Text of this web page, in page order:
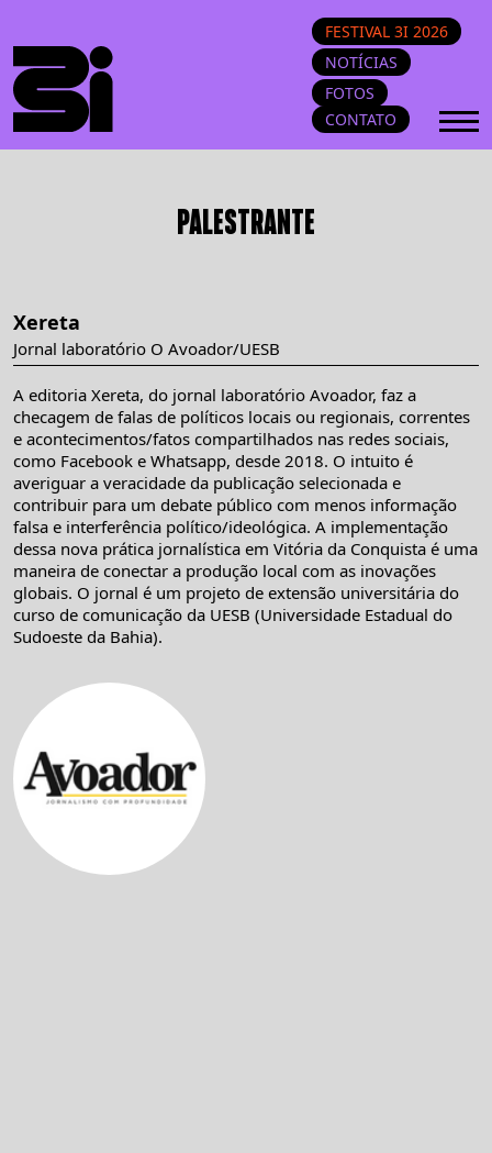
FESTIVAL 3I 2026
NOTÍCIAS
FOTOS
CONTATO
PALESTRANTE
Xereta
Jornal laboratório O Avoador/UESB
A editoria Xereta, do jornal laboratório Avoador, faz a
checagem de falas de políticos locais ou regionais, correntes
e acontecimentos/fatos compartilhados nas redes sociais,
como Facebook e Whatsapp, desde 2018. O intuito é
averiguar a veracidade da publicação selecionada e
contribuir para um debate público com menos informação
falsa e interferência político/ideológica. A implementação
dessa nova prática jornalística em Vitória da Conquista é uma
maneira de conectar a produção local com as inovações
globais. O jornal é um projeto de extensão universitária do
curso de comunicação da UESB (Universidade Estadual do
Sudoeste da Bahia).